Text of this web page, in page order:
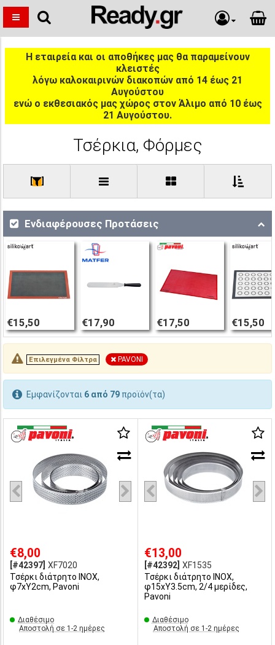
Η εταιρεία και οι αποθήκες μας θα παραμείνουν
κλειστές
λόγω καλοκαιρινών διακοπών από 14 έως 21
Αυγούστου
ενώ ο εκθεσιακός μας χώρος στον Άλιμο από 10 έως
21 Αυγούστου.
Τσέρκια, Φόρμες
[ ]
Ενδιαφέρουσες Προτάσεις
€15,50 €17,90 €17,50 €15,50
Επιλεγμένα Φίλτρα PAVONI
Εμφανίζονται 6 από 79 προϊόν(τα)
€8,00
[#42397] XF7020
Τσέρκι διάτρητο INOX,
φ7xΥ2cm, Pavoni
Διαθέσιμο
Αποστολή σε 1-2 ημέρες
€13,00
[#42392] XF1535
Τσέρκι διάτρητο INOX,
φ15xΥ3.5cm, 2/4 μερίδες,
Pavoni
Διαθέσιμο
Αποστολή σε 1-2 ημέρες